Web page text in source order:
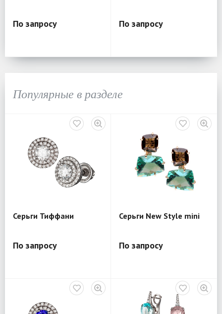
По запросу По запросу
Популярные в разделе
Серьги Тиффани
По запросу
Серьги New Style mini
По запросу